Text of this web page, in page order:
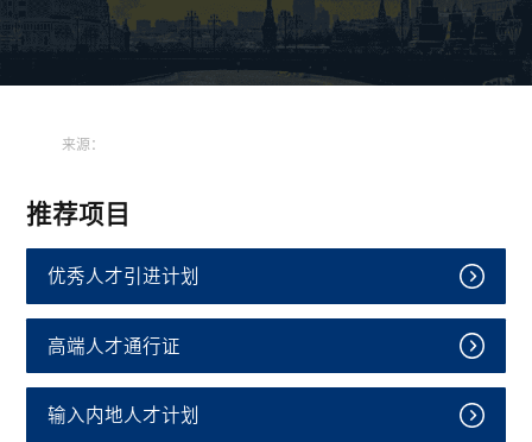
来源：
推荐项目
优秀人才引进计划
高端人才通行证
输入内地人才计划